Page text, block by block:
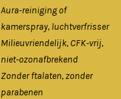
Aura-reiniging of
kamerspray, luchtverfrisser
Milieuvriendelijk, CFK-vrij,
niet-ozonafbrekend
Zonder ftalaten, zonder
parabenen